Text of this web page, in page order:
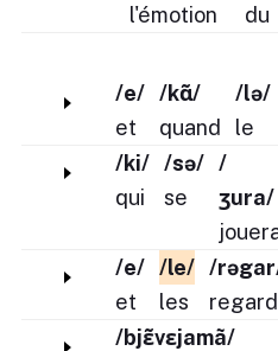
l'émotion
du
/e/
et
/kɑ̃/
quand
/lə/
le
/ki/
qui
/sə/
se
/
ʒura/
/e/
et
/le/
les
/
/bjɛ̃vɛjamã/